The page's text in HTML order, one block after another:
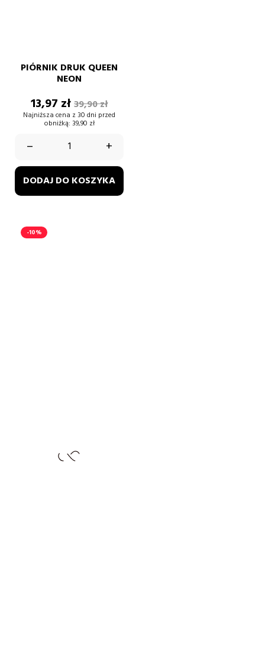
PIÓRNIK DRUK QUEEN
NEON
Cena
13,97 złCena
podstawowa
39,90 zł
Najniższa cena z 30 dni przed
obniżką: 39,90 zł
– +
DODAJ DO KOSZYKA
-10%